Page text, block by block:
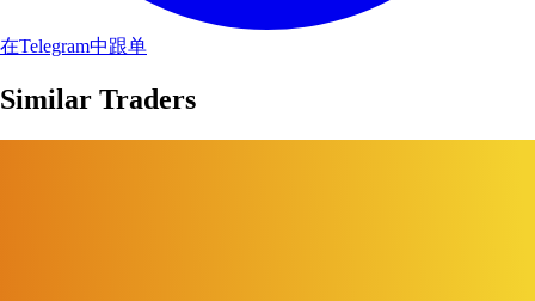
在Telegram中跟单
Similar Traders